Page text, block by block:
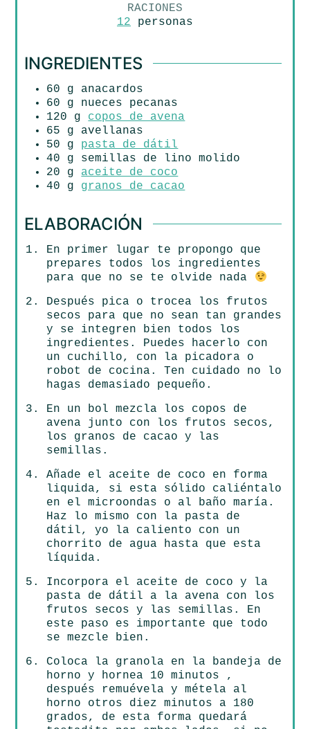
RACIONES
12
personas
INGREDIENTES
60 g
anacardos
60
g
nueces pecanas
120
g
copos de avena
65
g
avellanas
50
g
pasta de dátil
40 g
semillas de lino molido
20
g
aceite de coco
40
g granos de cacao
ELABORACIÓN
En primer lugar te propongo que
prepares todos los ingredientes
para que no se te olvide nada
Después pica o trocea los frutos
secos para que no sean tan grandes
y se integren bien todos los
ingredientes. Puedes hacerlo con
un cuchillo, con la picadora o
robot de cocina. Ten cuidado no lo
hagas demasiado pequeño.
En un bol mezcla los copos de
avena junto con los frutos secos,
los granos de cacao y las
semillas.
Añade el aceite de coco en forma
liquida, si esta sólido caliéntalo
en el microondas o al baño maría.
Haz lo mismo con la pasta de
dátil, yo la caliento con un
chorrito de agua hasta que esta
líquida.
Incorpora el aceite de coco y la
pasta de dátil a la avena con los
frutos secos y las semillas. En
este paso es importante que todo
se mezcle bien.
Coloca la granola en la bandeja de
horno y hornea 10 minutos ,
después remuévela y métela al
horno otros diez minutos a 180
grados, de esta forma quedará